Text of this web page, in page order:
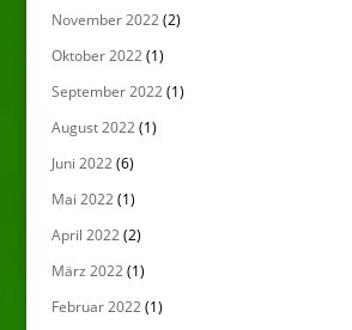
November 2022(2)
Oktober 2022(1)
September 2022(1)
August 2022(1)
Juni 2022(6)
Mai 2022(1)
April 2022(2)
März 2022(1)
Februar 2022(1)